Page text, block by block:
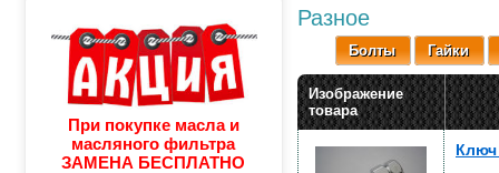
При покупке масла и
масляного фильтра
ЗАМЕНА БЕСПЛАТНО
Разное
Болты Гайки
Изображение
товара
Ключ